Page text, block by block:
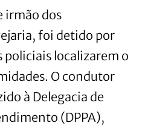
irmão dos
foi detido por
policiais localizarem o
O condutor
à Delegacia de
(DPPA),